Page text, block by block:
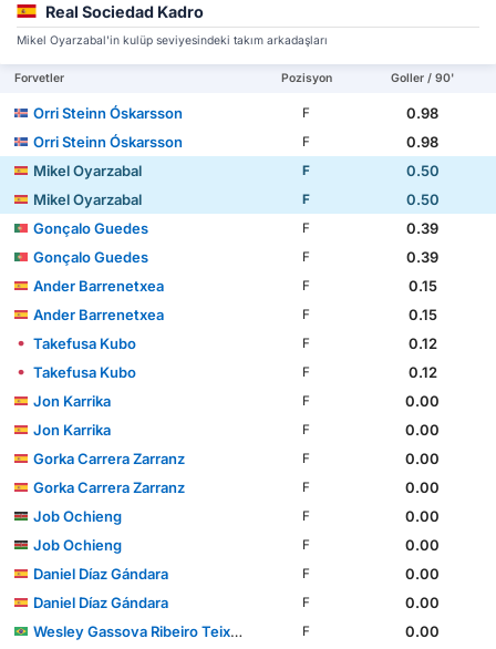
Real Sociedad Kadro
Mikel Oyarzabal'in kulüp seviyesindeki takım arkadaşları
Forvetler Pozisyon Goller / 90'
Orri Steinn Óskarsson F
0.98
Orri Steinn Óskarsson
F
0.98
Mikel Oyarzabal
F
0.50
Mikel Oyarzabal
F
0.50
Gonçalo Guedes
F
0.39
Gonçalo Guedes
F
0.39
Ander Barrenetxea
F
0.15
Ander Barrenetxea
F
0.15
Takefusa Kubo
F
0.12
Takefusa Kubo
F
0.12
Jon Karrika
F
0.00
Jon Karrika
F
0.00
Gorka Carrera Zarranz
F
0.00
Gorka Carrera Zarranz
F
0.00
Job Ochieng
F
0.00
Job Ochieng
F
0.00
Daniel Díaz Gándara
F
0.00
Daniel Díaz Gándara
F
0.00
Wesley Gassova Ribeiro Teixeira
F
0.00